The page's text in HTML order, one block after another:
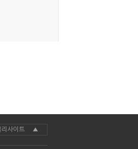
리사이트 ▲